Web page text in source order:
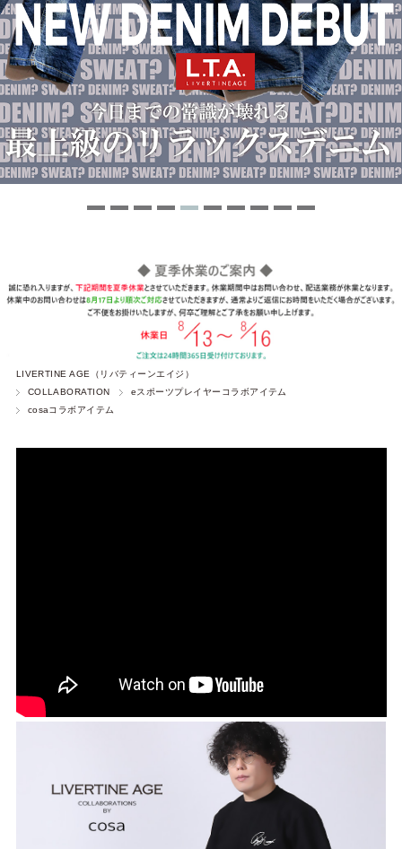
LIVERTINE AGE（リバティーンエイジ）
COLLABORATION
eスポーツプレイヤーコラボアイテム
cosaコラボアイテム